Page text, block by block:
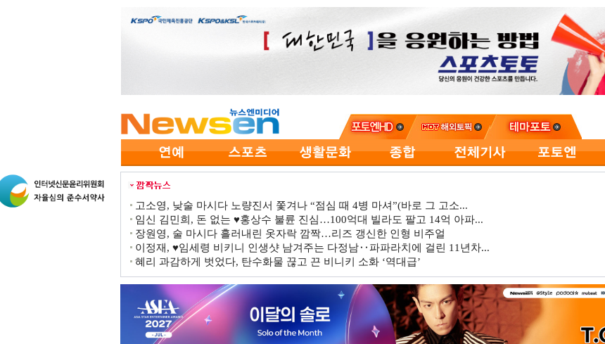
고소영, 낮술 마시다 노량진서 쫓겨나 “점심 때 4병 마셔”(바로 그 고소...
임신 김민희, 돈 없는 ♥홍상수 불륜 진심…100억대 빌라도 팔고 14억 아파...
장원영, 술 마시다 흘러내린 옷자락 깜짝…리즈 갱신한 인형 비주얼
이정재, ♥임세령 비키니 인생샷 남겨주는 다정남‥파파라치에 걸린 11년차...
혜리 과감하게 벗었다, 탄수화물 끊고 끈 비니키 소화 ‘역대급’